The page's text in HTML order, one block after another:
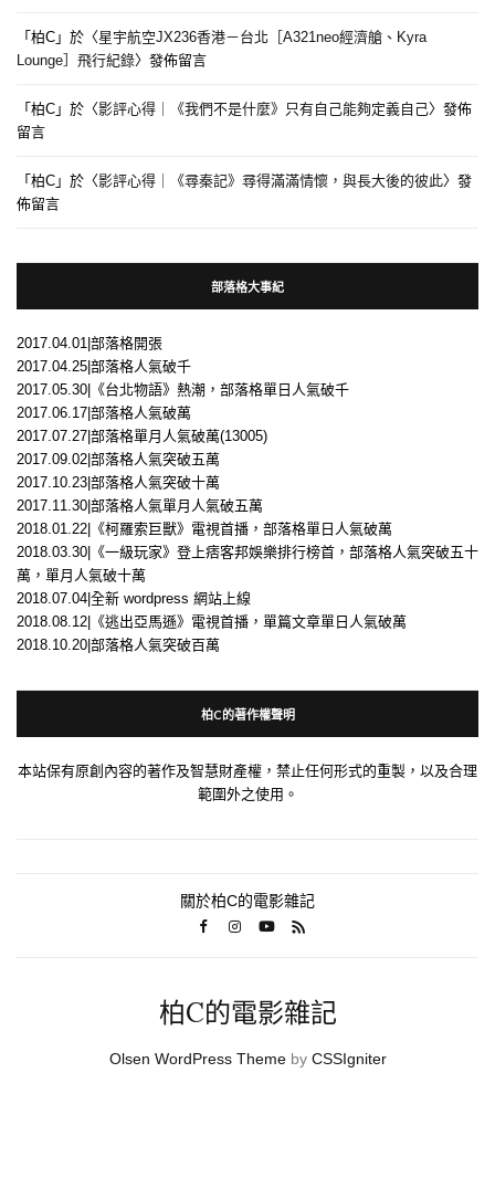
「 柏C 」於〈星宇航空JX236香港－台北［A321neo經濟艙、Kyra
Lounge］飛行紀錄〉發佈留言
「 柏C 」於〈影評心得｜《我們不是什麼》只有自己能夠定義自己〉發佈
留言
「 柏C 」於〈影評心得｜《尋秦記》尋得滿滿情懷，與長大後的彼此〉發
佈留言
部落格大事紀
2017.04.01|部落格開張
2017.04.25|部落格人氣破千
2017.05.30|《台北物語》熱潮，部落格單日人氣破千
2017.06.17|部落格人氣破萬
2017.07.27|部落格單月人氣破萬(13005)
2017.09.02|部落格人氣突破五萬
2017.10.23|部落格人氣突破十萬
2017.11.30|部落格人氣單月人氣破五萬
2018.01.22|《柯羅索巨獸》電視首播，部落格單日人氣破萬
2018.03.30|《一級玩家》登上痞客邦娛樂排行榜首，部落格人氣突破五十
萬，單月人氣破十萬
2018.07.04|全新 wordpress 網站上線
2018.08.12|《逃出亞馬遜》電視首播，單篇文章單日人氣破萬
2018.10.20|部落格人氣突破百萬
柏C的著作權聲明
本站保有原創內容的著作及智慧財產權，禁止任何形式的重製，以及合理
範圍外之使用。
關於柏C的電影雜記
柏C的電影雜記
Olsen WordPress Themeby CSSIgniter